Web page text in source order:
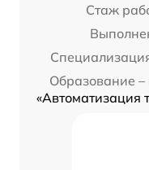
Стаж
Образование –
«Автоматизация